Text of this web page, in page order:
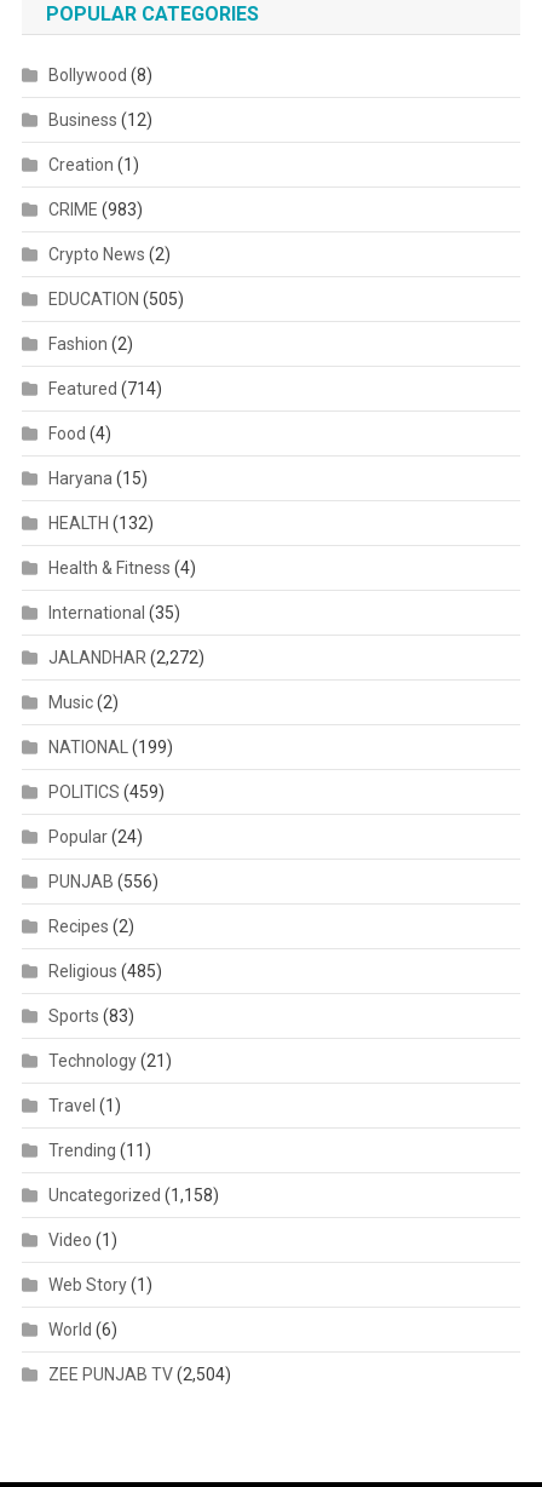
POPULAR CATEGORIES
Bollywood (8)
Business (12)
Creation (1)
CRIME (983)
Crypto News (2)
EDUCATION (505)
Fashion (2)
Featured (714)
Food (4)
Haryana (15)
HEALTH (132)
Health & Fitness (4)
International (35)
JALANDHAR (2,272)
Music(2)
NATIONAL (199)
POLITICS (459)
Popular(24)
PUNJAB (556)
Recipes (2)
Religious (485)
Sports (83)
Technology(21)
Travel (1)
Trending (11)
Uncategorized (1,158)
Video (1)
Web Story(1)
World (6)
ZEE PUNJAB TV(2,504)